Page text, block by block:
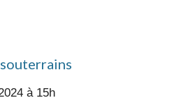
à 15h